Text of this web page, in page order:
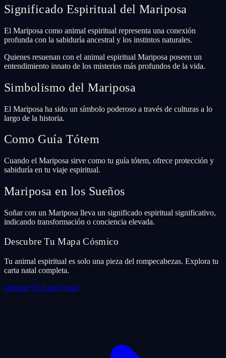
Significado Espiritual del Mariposa
El Mariposa como animal espiritual representa una conexión
profunda con la sabiduría ancestral y los instintos naturales.
Quienes resuenan con el animal espiritual Mariposa poseen un
entendimiento innato de los misterios más profundos de la vida.
Simbolismo del Mariposa
El Mariposa ha sido un símbolo poderoso a través de culturas a lo
largo de la historia.
Como Guía Tótem
Cuando el Mariposa sirve como tu guía tótem, ofrece protección y
sabiduría en tu viaje espiritual.
Mariposa en los Sueños
Soñar con un Mariposa lleva un significado espiritual significativo,
indicando transformación o conciencia elevada.
Descubre Tu Mapa Cósmico
Tu animal espiritual es solo una pieza del rompecabezas. Explora tu
carta natal completa.
Obtener Tu Carta Natal